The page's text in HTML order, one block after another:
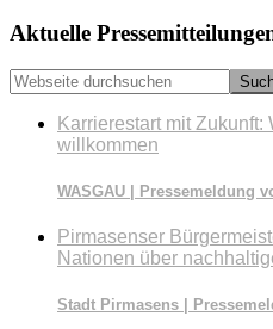
Seitenspalte
Aktuelle
Webseite
durchsuchen
Karrierestart mit
willkommen
WASGAU | Pressemeldung
Pirmasenser
Nationen über
Stadt Pirmasens |